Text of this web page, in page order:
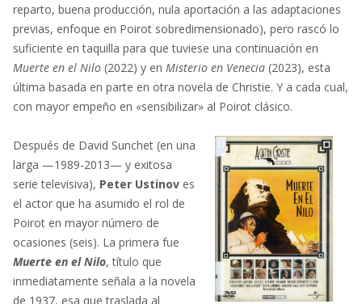
reparto, buena producción, nula aportación a las adaptaciones
previas, enfoque en Poirot sobredimensionado), pero rascó lo
suficiente en taquilla para que tuviese una continuación en
Muerte en el Nilo (2022) y en Misterio en Venecia (2023), esta
última basada en parte en otra novela de Christie. Y a cada cual,
con mayor empeño en «sensibilizar» al Poirot clásico.
Después de David Sunchet (en una
larga —1989-2013— y exitosa
serie televisiva), Peter Ustinov es
el actor que ha asumido el rol de
Poirot en mayor número de
ocasiones (seis). La primera fue
Muerte en el Nilo, título que
inmediatamente señala a la novela
de 1937, esa que traslada al